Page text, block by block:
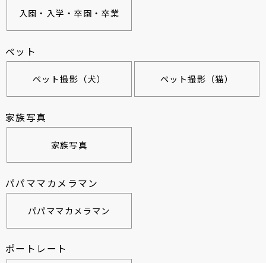
入園・入学・卒園・卒業
ペット
ペット撮影（犬） ペット撮影（猫）
家族写真
家族写真
パパママカメラマン
パパママカメラマン
ポートレート